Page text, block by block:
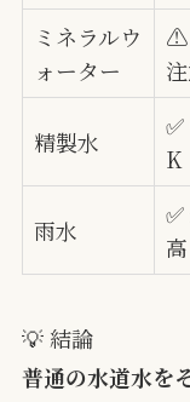
ミネラルウ
ォーター
⚠️
精製水
K
雨水
高
💡 結論
普通の水道水を